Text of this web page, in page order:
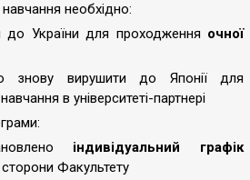
необхідно:
до України для проходження очної
знову вирушити до Японії для
в університеті-партнері
індивідуальний графік
сторони Факультету